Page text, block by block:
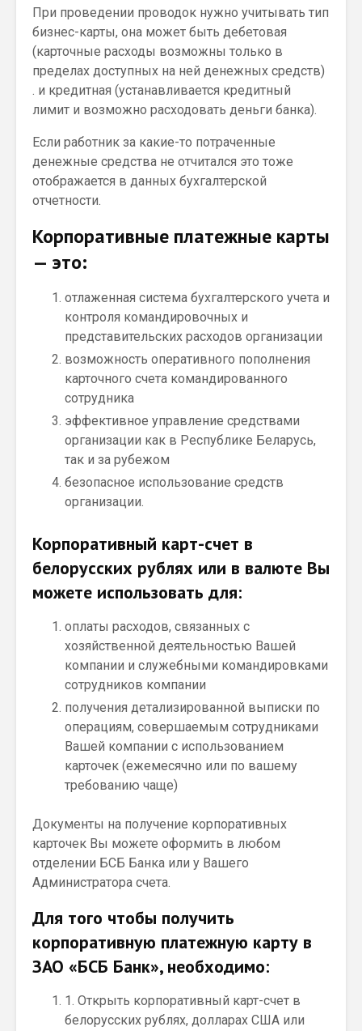
При проведении проводок нужно учитывать тип
бизнес-карты, она может быть дебетовая
(карточные расходы возможны только в
пределах доступных на ней денежных средств)
. и кредитная (устанавливается кредитный
лимит и возможно расходовать деньги банка).
Если работник за какие-то потраченные
денежные средства не отчитался это тоже
отображается в данных бухгалтерской
отчетности.
Корпоративные платежные карты
— это:
отлаженная система бухгалтерского учета и
контроля командировочных и
представительских расходов организации
возможность оперативного пополнения
карточного счета командированного
сотрудника
эффективное управление средствами
организации как в Республике Беларусь,
так и за рубежом
безопасное использование средств
организации.
Корпоративный карт-счет в
белорусских рублях или в валюте Вы
можете использовать для:
оплаты расходов, связанных с
хозяйственной деятельностью Вашей
компании и служебными командировками
сотрудников компании
получения детализированной выписки по
операциям, совершаемым сотрудниками
Вашей компании с использованием
карточек (ежемесячно или по вашему
требованию чаще)
Документы на получение корпоративных
карточек Вы можете оформить в любом
отделении БСБ Банка или у Вашего
Администратора счета.
Для того чтобы получить
корпоративную платежную карту в
ЗАО «БСБ Банк», необходимо:
1. Открыть корпоративный карт-счет в
белорусских рублях, долларах США или